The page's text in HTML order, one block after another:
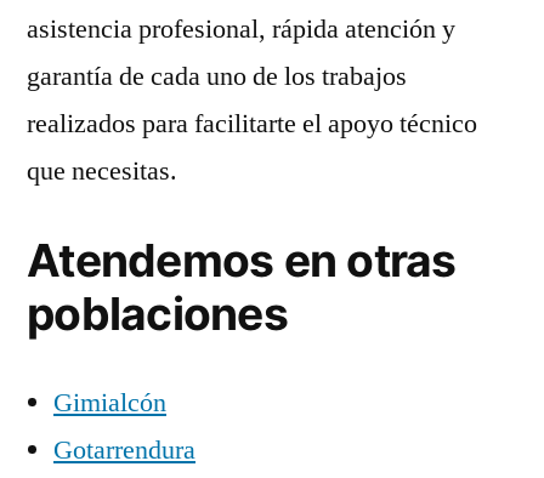
asistencia profesional, rápida atención y
garantía de cada uno de los trabajos
realizados para facilitarte el apoyo técnico
que necesitas.
Atendemos en otras
poblaciones
Gimialcón
Gotarrendura